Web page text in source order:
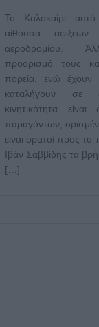
Το Καλοκαίρι
αίθουσα
αεροδρομίου.
προορισμό τους
πορεία, ενώ έχουν
καταλήγουν
κινητικότητα
παραγόντων,
είναι ορατοί προς
Ιβάν Σαββίδης τα
[…]